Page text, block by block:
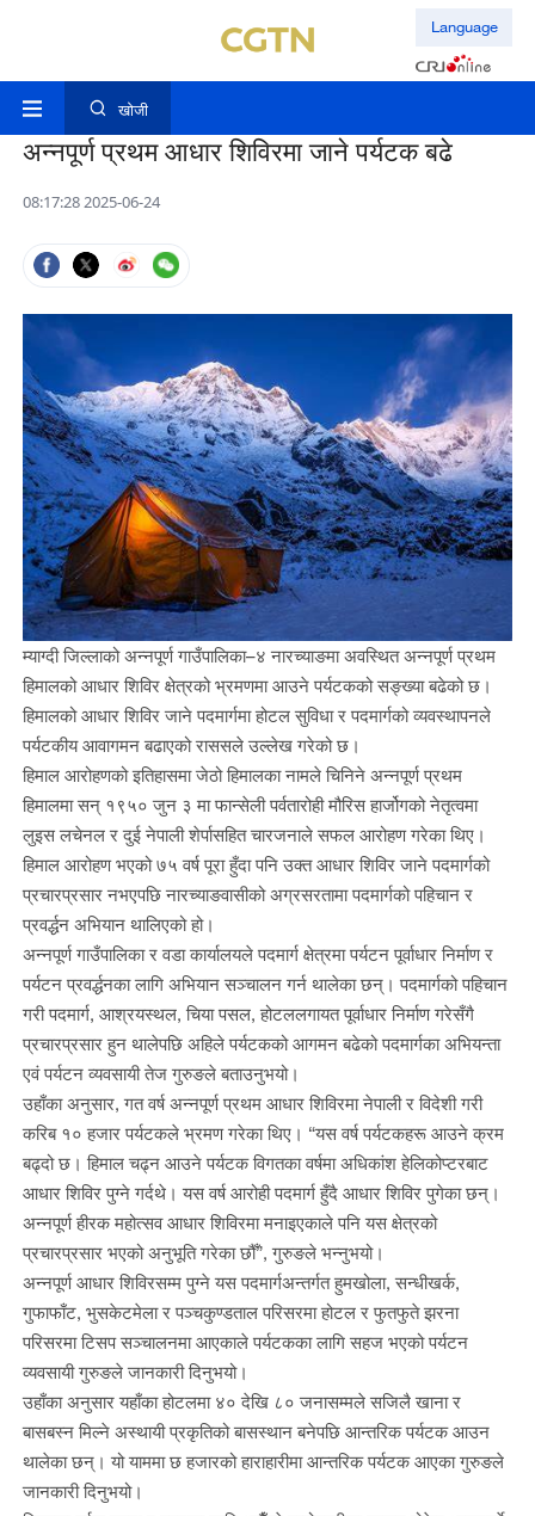
Language
खोजी
अन्नपूर्ण प्रथम आधार शिविरमा जाने पर्यटक बढे
08:17:28 2025-06-24
म्याग्दी जिल्लाको अन्नपूर्ण गाउँपालिका–४ नारच्याङमा अवस्थित अन्नपूर्ण प्रथम
हिमालको आधार शिविर क्षेत्रको भ्रमणमा आउने पर्यटकको सङ्ख्या बढेको छ।
हिमालको आधार शिविर जाने पदमार्गमा होटल सुविधा र पदमार्गको व्यवस्थापनले
पर्यटकीय आवागमन बढाएको राससले उल्लेख गरेको छ।
हिमाल आरोहणको इतिहासमा जेठो हिमालका नामले चिनिने अन्नपूर्ण प्रथम
हिमालमा सन् १९५० जुन ३ मा फान्सेली पर्वतारोही मौरिस हार्जोगको नेतृत्वमा
लुइस लचेनल र दुई नेपाली शेर्पासहित चारजनाले सफल आरोहण गरेका थिए।
हिमाल आरोहण भएको ७५ वर्ष पूरा हुँदा पनि उक्त आधार शिविर जाने पदमार्गको
प्रचारप्रसार नभएपछि नारच्याङवासीको अग्रसरतामा पदमार्गको पहिचान र
प्रवर्द्धन अभियान थालिएको हो।
अन्नपूर्ण गाउँपालिका र वडा कार्यालयले पदमार्ग क्षेत्रमा पर्यटन पूर्वाधार निर्माण र
पर्यटन प्रवर्द्धनका लागि अभियान सञ्चालन गर्न थालेका छन्। पदमार्गको पहिचान
गरी पदमार्ग, आश्रयस्थल, चिया पसल, होटललगायत पूर्वाधार निर्माण गरेसँगै
प्रचारप्रसार हुन थालेपछि अहिले पर्यटकको आगमन बढेको पदमार्गका अभियन्ता
एवं पर्यटन व्यवसायी तेज गुरुङले बताउनुभयो।
उहाँका अनुसार, गत वर्ष अन्नपूर्ण प्रथम आधार शिविरमा नेपाली र विदेशी गरी
करिब १० हजार पर्यटकले भ्रमण गरेका थिए। “यस वर्ष पर्यटकहरू आउने क्रम
बढ्दो छ। हिमाल चढ्न आउने पर्यटक विगतका वर्षमा अधिकांश हेलिकोप्टरबाट
आधार शिविर पुग्ने गर्दथे। यस वर्ष आरोही पदमार्ग हुँदै आधार शिविर पुगेका छन्।
अन्नपूर्ण हीरक महोत्सव आधार शिविरमा मनाइएकाले पनि यस क्षेत्रको
प्रचारप्रसार भएको अनुभूति गरेका छौँ”, गुरुङले भन्नुभयो।
अन्नपूर्ण आधार शिविरसम्म पुग्ने यस पदमार्गअन्तर्गत हुमखोला, सन्धीखर्क,
गुफाफाँट, भुसकेटमेला र पञ्चकुण्डताल परिसरमा होटल र फुतफुते झरना
परिसरमा टिसप सञ्चालनमा आएकाले पर्यटकका लागि सहज भएको पर्यटन
व्यवसायी गुरुङले जानकारी दिनुभयो।
उहाँका अनुसार यहाँका होटलमा ४० देखि ८० जनासम्मले सजिलै खाना र
बासबस्न मिल्ने अस्थायी प्रकृतिको बासस्थान बनेपछि आन्तरिक पर्यटक आउन
थालेका छन्। यो याममा छ हजारको हाराहारीमा आन्तरिक पर्यटक आएका गुरुङले
जानकारी दिनुभयो।